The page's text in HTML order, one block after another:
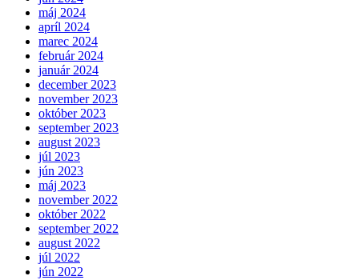
máj 2024
apríl 2024
marec 2024
február 2024
január 2024
december 2023
november 2023
október 2023
september 2023
august 2023
júl 2023
jún 2023
máj 2023
november 2022
október 2022
september 2022
august 2022
júl 2022
jún 2022